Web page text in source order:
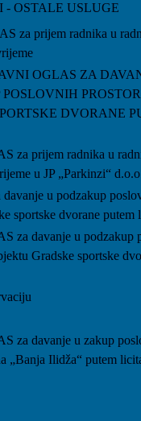
- OSTALE USLUGE
za prijem radnika u
OGLAS ZA
DVORANE
za prijem radnika u
u JP „Parkinzi“
davanje u podzakup
sportske dvorane putem
za davanje u podzakup
Gradske sportske
za davanje u zakup
„Banja Ilidža“ putem